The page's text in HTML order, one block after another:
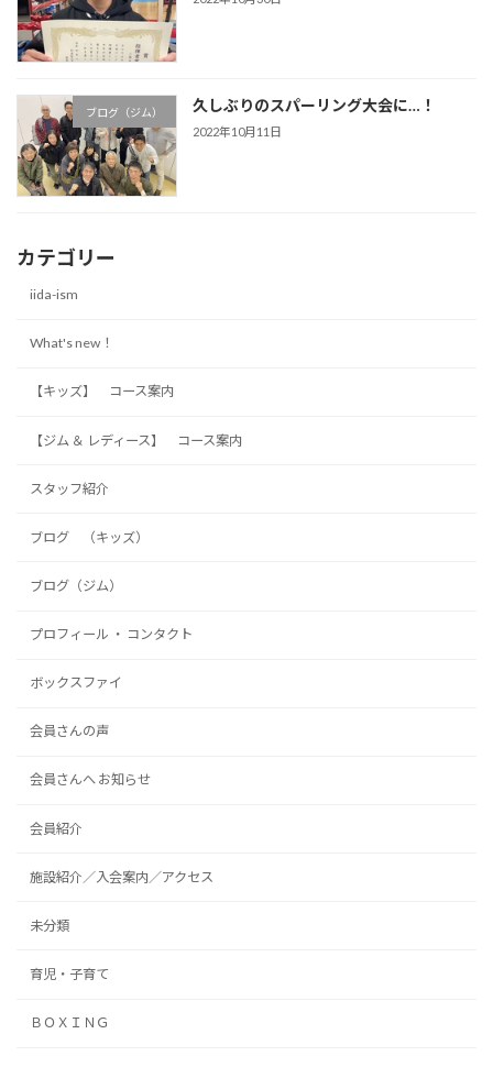
ブログ（ジム） 久しぶりのスパーリング大会に…！
2022年10月11日
カテゴリー
iida-ism
What's new！
【キッズ】 コース案内
【ジム ＆ レディース】 コース案内
スタッフ紹介
ブログ （キッズ）
ブログ（ジム）
プロフィール ・ コンタクト
ボックスファイ
会員さんの声
会員さんへ お知らせ
会員紹介
施設紹介／入会案内／アクセス
未分類
育児・子育て
ＢＯＸＩＮＧ